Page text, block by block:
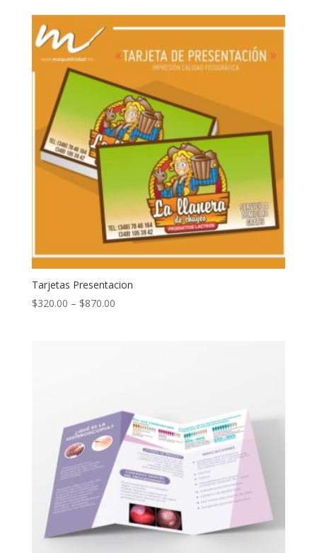
Tarjetas Presentacion
$320.00 – $870.00